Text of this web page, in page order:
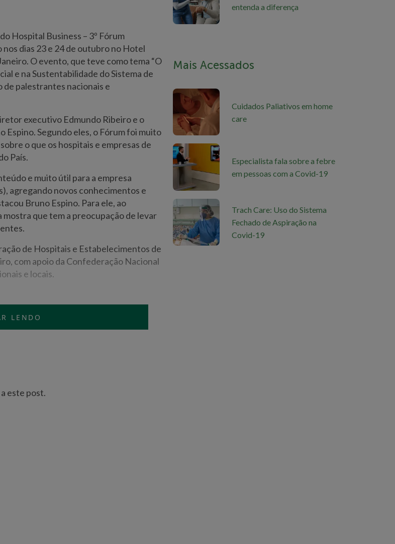
Hospital Business – 3º Fórum
dias 23 e 24 de outubro no Hotel
O evento, que teve como tema “O
e na Sustentabilidade do Sistema de
de palestrantes nacionais e
executivo Edmundo Ribeiro e o
Espino. Segundo eles, o Fórum foi muito
o que os hospitais e empresas de
País.
e muito útil para a empresa
agregando novos conhecimentos e
Bruno Espino. Para ele, ao
mostra que tem a preocupação de levar
de Hospitais e Estabelecimentos de
com apoio da Confederação Nacional
e locais.
LENDO
este post.
entenda a diferença
Mais Acessados
Cuidados Paliativos em home
care
Especialista fala sobre a febre
em pessoas com a Covid-19
Trach Care: Uso do Sistema
Fechado de Aspiração na
Covid-19